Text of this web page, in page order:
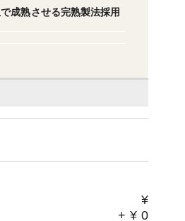
¥
+ ¥ 0
成熟させる完熟製法採用